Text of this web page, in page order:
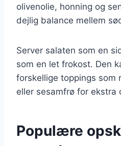
olivenolie, honning og
dejlig balance mellem
Server salaten som en
som en let frokost. Den
forskellige toppings
eller sesamfrø for ekstra
Populære